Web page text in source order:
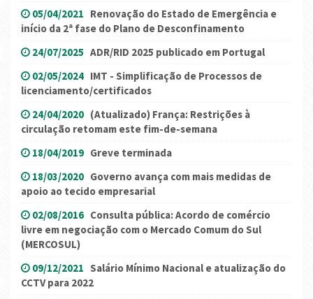
05/04/2021 Renovação do Estado de Emergência e
início da 2ª fase do Plano de Desconfinamento
24/07/2025 ADR/RID 2025 publicado em Portugal
02/05/2024 IMT - Simplificação de Processos de
licenciamento/certificados
24/04/2020 (Atualizado) França: Restrições à
circulação retomam este fim-de-semana
18/04/2019 Greve terminada
18/03/2020 Governo avança com mais medidas de
apoio ao tecido empresarial
02/08/2016 Consulta pública: Acordo de comércio
livre em negociação com o Mercado Comum do Sul
(MERCOSUL)
09/12/2021 Salário Mínimo Nacional e atualização do
CCTV para 2022